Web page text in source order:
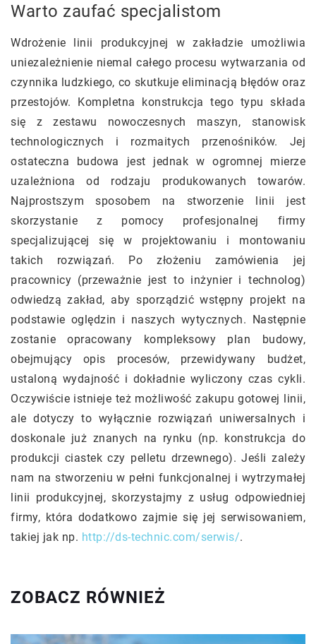
Warto zaufać specjalistom
Wdrożenie linii produkcyjnej w zakładzie umożliwia
uniezależnienie niemal całego procesu wytwarzania od
czynnika ludzkiego, co skutkuje eliminacją błędów oraz
przestojów. Kompletna konstrukcja tego typu składa
się z zestawu nowoczesnych maszyn, stanowisk
technologicznych i rozmaitych przenośników. Jej
ostateczna budowa jest jednak w ogromnej mierze
uzależniona od rodzaju produkowanych towarów.
Najprostszym sposobem na stworzenie linii jest
skorzystanie z pomocy profesjonalnej firmy
specjalizującej się w projektowaniu i montowaniu
takich rozwiązań. Po złożeniu zamówienia jej
pracownicy (przeważnie jest to inżynier i technolog)
odwiedzą zakład, aby sporządzić wstępny projekt na
podstawie oględzin i naszych wytycznych. Następnie
zostanie opracowany kompleksowy plan budowy,
obejmujący opis procesów, przewidywany budżet,
ustaloną wydajność i dokładnie wyliczony czas cykli.
Oczywiście istnieje też możliwość zakupu gotowej linii,
ale dotyczy to wyłącznie rozwiązań uniwersalnych i
doskonale już znanych na rynku (np. konstrukcja do
produkcji ciastek czy pelletu drzewnego). Jeśli zależy
nam na stworzeniu w pełni funkcjonalnej i wytrzymałej
linii produkcyjnej, skorzystajmy z usług odpowiedniej
firmy, która dodatkowo zajmie się jej serwisowaniem,
takiej jak np. http://ds-technic.com/serwis/.
ZOBACZ RÓWNIEŻ